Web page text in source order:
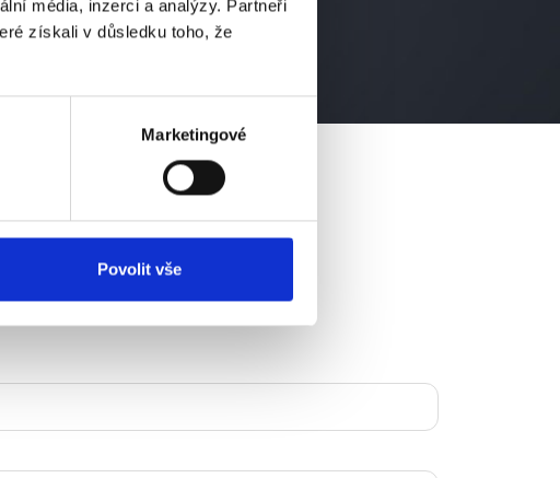
média, inzerci a analýzy. Partneři
získali v důsledku toho, že
Marketingové
Povolit vše